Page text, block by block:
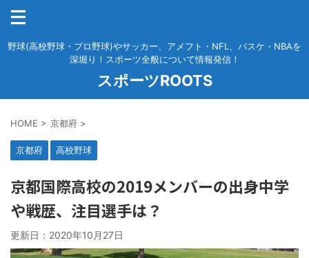
野球(高校野球・プロ野球)やサッカー、アメフト・NFL、バスケ・NBAを
深堀り！スポーツ全般について情報発信！
スポーツROOTS
HOME > 京都府 >
京都府 高校野球
京都国際高校の2019メンバーの出身中学
や戦歴、注目選手は？
更新日： 2020年10月27日